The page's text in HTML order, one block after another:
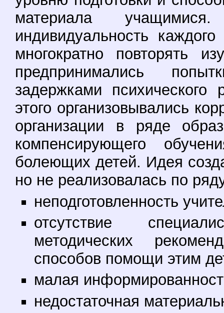
материала
индивидуальность
многократно повторять
предпринимались
задержками
этого организовывались
организации в ряде
компенсирующего
болеющих детей. Идея
но не реализовалась по
неподготовленность
отсутствие
методических
способов помощи этим
малая
недостаточная